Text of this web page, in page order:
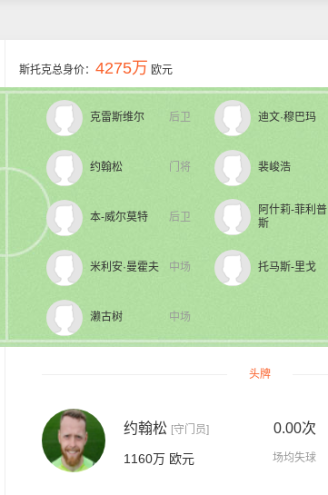
斯托克总身价： 4275万 欧元
后卫
克雷斯维尔
门将
约翰松
后卫
本-威尔莫特
中场
米利安·曼霍夫
中场
濑古树
迪文·穆巴玛
裴峻浩
阿什莉-菲利普
斯
托马斯-里戈
头牌
约翰松 [守门员]
1160万 欧元
0.00次
场均失球